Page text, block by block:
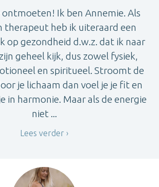
ontmoeten! Ik ben Annemie. Als
therapeut heb ik uiteraard een
op gezondheid d.w.z. dat ik naar
geheel kijk, dus zowel fysiek,
en spiritueel. Stroomt de
je lichaam dan voel je je fit en
in harmonie. Maar als de energie
niet ...
Lees verder